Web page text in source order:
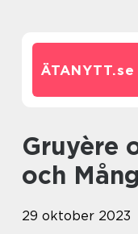
ÄTANYTT.se
Gruyère ost: En Delikat
och
29 oktober 2023